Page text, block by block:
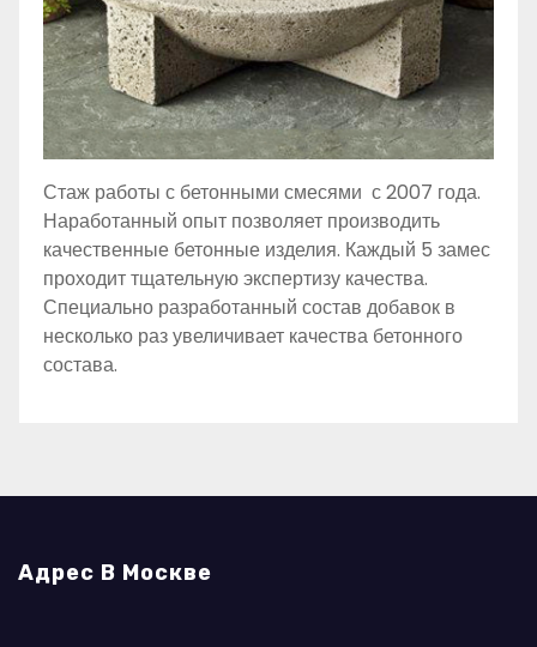
Стаж работы с бетонными смесями с 2007 года.
Наработанный опыт позволяет производить
качественные бетонные изделия. Каждый 5 замес
проходит тщательную экспертизу качества.
Специально разработанный состав добавок в
несколько раз увеличивает качества бетонного
состава.
Адрес В Москве